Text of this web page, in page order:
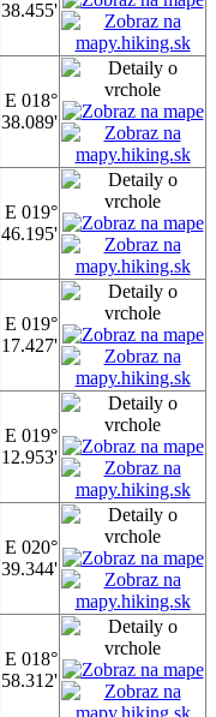
38.455'
E 018°
38.089'
E 019°
46.195'
E 019°
17.427'
E 019°
12.953'
E 020°
39.344'
E 018°
58.312'